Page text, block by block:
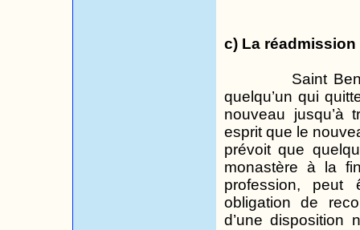
c) La réadmission
Saint
quelqu’un qui
nouveau jusqu’à
esprit que le
prévoit que
monastère à la
profession, peut
obligation de
d’une disposition